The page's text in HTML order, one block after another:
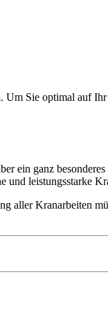
Sie optimal auf
ein ganz
und leistungsstarke
aller Kranarbeiten